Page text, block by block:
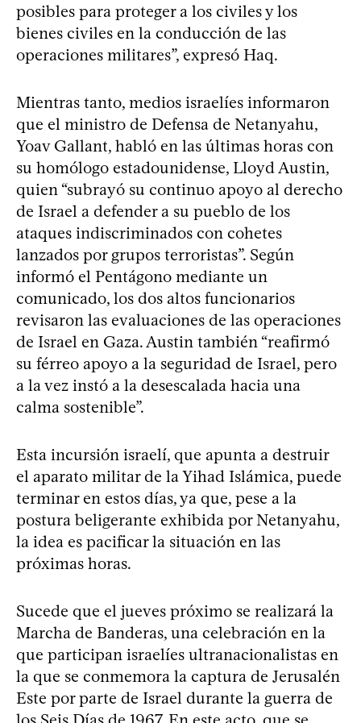
posibles para proteger a los civiles y los
bienes civiles en la conducción de las
operaciones militares”, expresó Haq.
Mientras tanto, medios israelíes informaron
que el ministro de Defensa de Netanyahu,
Yoav Gallant, habló en las últimas horas con
su homólogo estadounidense, Lloyd Austin,
quien “subrayó su continuo apoyo al derecho
de Israel a defender a su pueblo de los
ataques indiscriminados con cohetes
lanzados por grupos terroristas”. Según
informó el Pentágono mediante un
comunicado, los dos altos funcionarios
revisaron las evaluaciones de las operaciones
de Israel en Gaza. Austin también “reafirmó
su férreo apoyo a la seguridad de Israel, pero
a la vez instó a la desescalada hacia una
calma sostenible”.
Esta incursión israelí, que apunta a destruir
el aparato militar de la Yihad Islámica, puede
terminar en estos días, ya que, pese a la
postura beligerante exhibida por Netanyahu,
la idea es pacificar la situación en las
próximas horas.
Sucede que el jueves próximo se realizará la
Marcha de Banderas, una celebración en la
que participan israelíes ultranacionalistas en
la que se conmemora la captura de Jerusalén
Este por parte de Israel durante la guerra de